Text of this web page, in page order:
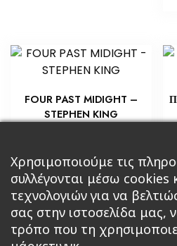
FOUR PAST MIDIGHT –
STEPHEN KING
Προσθήκη στο καλάθι
Χρησιμοποιούμε τις
συλλέγονται μέσω cookies
τεχνολογιών για να
σας στην ιστοσελίδα μας,
τρόπο που τη